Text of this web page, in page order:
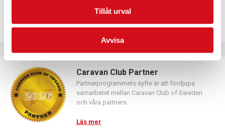
Tillåt urval
Avvisa
Caravan Club Partner
Partnerprogrammets syfte är att fördjupa
samarbetet mellan Caravan Club of Sweden
och våra partners.
Läs mer